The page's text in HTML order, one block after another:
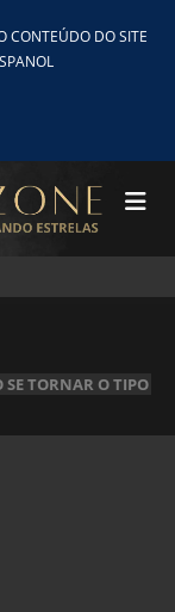
CONTEÚDO DO SITE
SE TORNAR O TIPO